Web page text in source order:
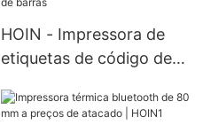
HOIN - Impressora de
etiquetas de código de
polegadas, 58/76/80/110